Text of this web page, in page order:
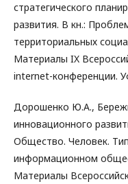
стратегического
развития. В кн.:
территориальных
Материалы IX
internet-конференции.
Дорошенко Ю.А.,
инновационного
Общество. Человек.
информационном
Материалы